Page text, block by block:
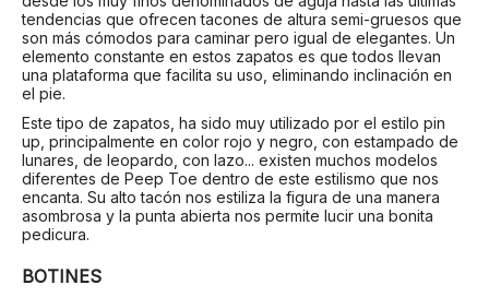
tendencias que ofrecen tacones de altura semi-gruesos que
son más cómodos para caminar pero igual de elegantes. Un
elemento constante en estos zapatos es que todos llevan
una plataforma que facilita su uso, eliminando inclinación en
el pie.
Este tipo de zapatos, ha sido muy utilizado por el estilo pin
up, principalmente en color rojo y negro, con estampado de
lunares, de leopardo, con lazo... existen muchos modelos
diferentes de Peep Toe dentro de este estilismo que nos
encanta. Su alto tacón nos estiliza la figura de una manera
asombrosa y la punta abierta nos permite lucir una bonita
pedicura.
BOTINES